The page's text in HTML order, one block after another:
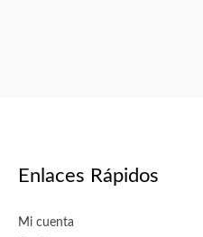
Enlaces Rápidos
Mi cuenta